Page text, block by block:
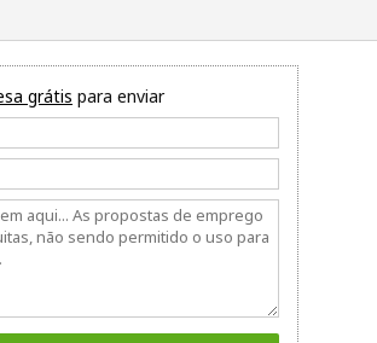
grátis para enviar